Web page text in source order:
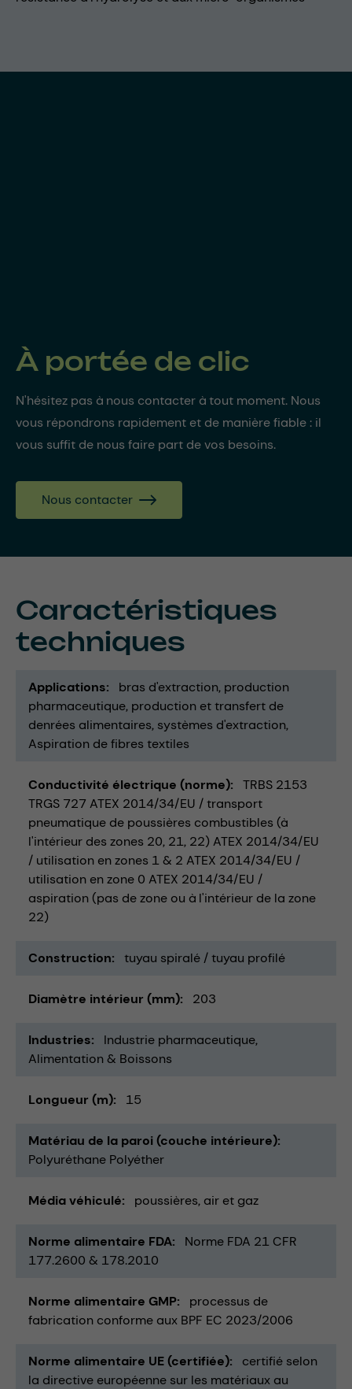
À portée de clic
N'hésitez pas à nous contacter à tout moment. Nous
vous répondrons rapidement et de manière fiable : il
vous suffit de nous faire part de vos besoins.
Nous contacter
Caractéristiques
techniques
Applications bras d'extraction production
pharmaceutique production et transfert de
denrées alimentaires systèmes d'extraction
Aspiration de fibres textiles
Conductivité électrique (norme)
TRBS 2153
TRGS 727 ATEX 2014/34/EU / transport
pneumatique de poussières combustibles (à
l'intérieur des zones 20, 21, 22) ATEX 2014/34/EU
/ utilisation en zones 1 & 2 ATEX 2014/34/EU /
utilisation en zone 0 ATEX 2014/34/EU /
aspiration (pas de zone ou à l'intérieur de la zone
22)
Construction tuyau spiralé / tuyau profilé
Diamètre intérieur (mm) 203
Industries
Industrie pharmaceutique
Alimentation & Boissons
Longueur (m) 15
Matériau de la paroi (couche intérieure)
Polyuréthane Polyéther
Média véhiculé poussières air et gaz
Norme alimentaire FDA
Norme FDA 21 CFR
177.2600 & 178.2010
Norme alimentaire GMP
processus de
fabrication conforme aux BPF EC 2023/2006
Norme alimentaire UE (certifiée)
certifié selon
la directive européenne sur les matériaux au